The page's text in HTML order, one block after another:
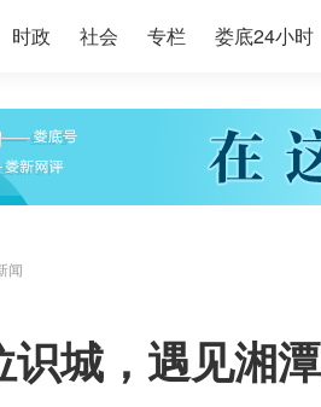
时政 社会 专栏 娄底24小时
闻
城，遇见湘